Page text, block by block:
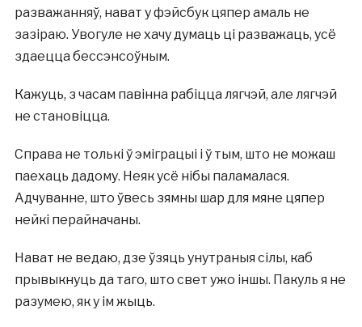
разважанняў, нават у фэйсбук цяпер амаль не
зазіраю. Увогуле не хачу думаць ці разважаць, усё
здаецца бессэнсоўным.
Кажуць, з часам павінна рабіцца лягчэй, але лягчэй
не становіцца.
Справа не толькі ў эміграцыі і ў тым, што не можаш
паехаць дадому. Неяк усё нібы паламалася.
Адчуванне, што ўвесь зямны шар для мяне цяпер
нейкі перайначаны.
Нават не ведаю, дзе ўзяць унутраныя сілы, каб
прывыкнуць да таго, што свет ужо іншы. Пакуль я не
разумею, як у ім жыць.